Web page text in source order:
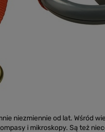
niezmiennie od lat. Wśród
i mikroskopy. Są też